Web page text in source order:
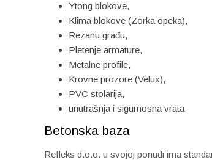
Ytong blokove,
Klima blokove (Zorka opeka),
Rezanu građu,
Pletenje armature,
Metalne profile,
Krovne prozore (Velux),
PVC stolarija,
unutrašnja i sigurnosna vrata
Betonska baza
Refleks d.o.o. u svojoj ponudi ima